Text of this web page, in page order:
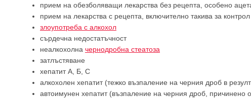
прием на обезболяващи лекарства без рецепта, особено
прием на лекарства с рецепта, включително такива за
злоупотреба с алкохол
сърдечна недостатъчност
неалкохолна чернодробна стеатоза
затлъстяване
хепатит А, Б, С
алкохолен хепатит (тежко възпаление на черния дроб в
автоимунен хепатит (възпаление на черния дроб, причинено